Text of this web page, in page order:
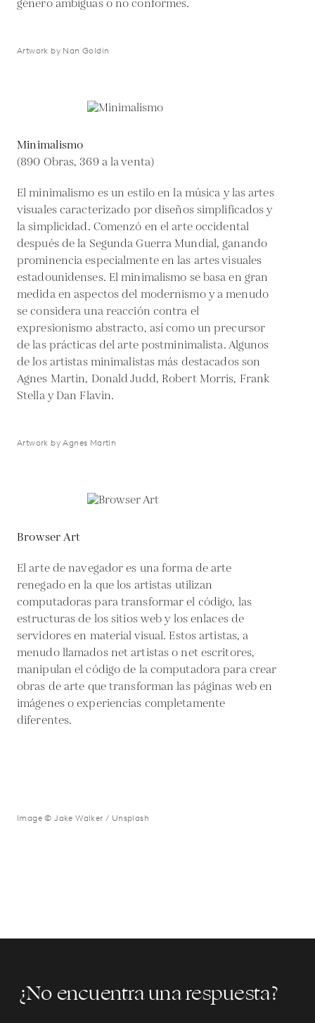
género ambiguas o no conformes.
Artwork by Nan Goldin
Minimalismo
(890 Obras, 369 a la venta)
El minimalismo es un estilo en la música y las artes
visuales caracterizado por diseños simplificados y
la simplicidad. Comenzó en el arte occidental
después de la Segunda Guerra Mundial, ganando
prominencia especialmente en las artes visuales
estadounidenses. El minimalismo se basa en gran
medida en aspectos del modernismo y a menudo
se considera una reacción contra el
expresionismo abstracto, así como un precursor
de las prácticas del arte postminimalista. Algunos
de los artistas minimalistas más destacados son
Agnes Martin, Donald Judd, Robert Morris, Frank
Stella y Dan Flavin.
Artwork by Agnes Martin
Browser Art
El arte de navegador es una forma de arte
renegado en la que los artistas utilizan
computadoras para transformar el código, las
estructuras de los sitios web y los enlaces de
servidores en material visual. Estos artistas, a
menudo llamados net artistas o net escritores,
manipulan el código de la computadora para crear
obras de arte que transforman las páginas web en
imágenes o experiencias completamente
diferentes.
Image © Jake Walker / Unsplash
¿No encuentra una respuesta?